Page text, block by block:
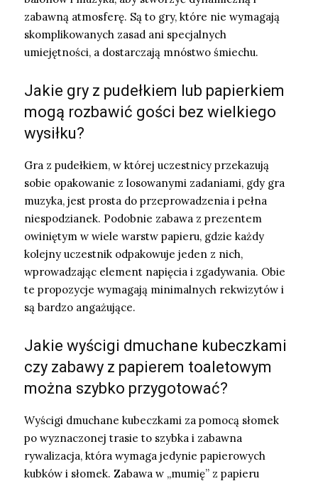
zabawną atmosferę. Są to gry, które nie wymagają
skomplikowanych zasad ani specjalnych
umiejętności, a dostarczają mnóstwo śmiechu.
Jakie gry z pudełkiem lub papierkiem
mogą rozbawić gości bez wielkiego
wysiłku?
Gra z pudełkiem, w której uczestnicy przekazują
sobie opakowanie z losowanymi zadaniami, gdy gra
muzyka, jest prosta do przeprowadzenia i pełna
niespodzianek. Podobnie zabawa z prezentem
owiniętym w wiele warstw papieru, gdzie każdy
kolejny uczestnik odpakowuje jeden z nich,
wprowadzając element napięcia i zgadywania. Obie
te propozycje wymagają minimalnych rekwizytów i
są bardzo angażujące.
Jakie wyścigi dmuchane kubeczkami
czy zabawy z papierem toaletowym
można szybko przygotować?
Wyścigi dmuchane kubeczkami za pomocą słomek
po wyznaczonej trasie to szybka i zabawna
rywalizacja, która wymaga jedynie papierowych
kubków i słomek. Zabawa w „mumię” z papieru